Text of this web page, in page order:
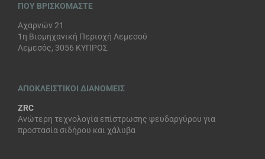
ΠΟΥ ΒΡΙΣΚΟΜΑΣΤΕ
Αχαρνών 21
1η Βιομηχανική Περιοχή Λεμεσού
Λεμεσός, 3056 ΚΥΠΡΟΣ
ΑΠΟΚΛΕΙΣΤΙΚΟΙ ΔΙΑΝΟΜΕΙΣ
ZRC
Ανώτερη τεχνολογία επίστρωσης ψευδαργύρου για
προστασία σιδήρου και χάλυβα